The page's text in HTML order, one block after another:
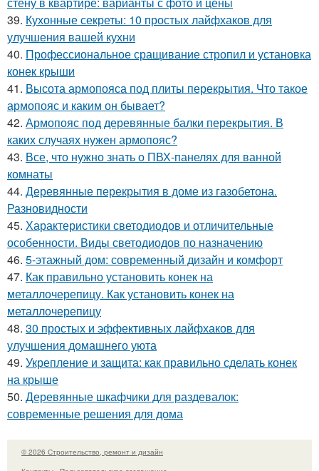
39. Кухонные секреты: 10 простых лайфхаков для
улучшения вашей кухни
40. Профессиональное сращивание стропил и установка
конек крыши
41. Высота армопояса под плиты перекрытия. Что такое
армопояс и каким он бывает?
42. Армопояс под деревянные балки перекрытия. В
каких случаях нужен армопояс?
43. Все, что нужно знать о ПВХ-панелях для ванной
комнаты
44. Деревянные перекрытия в доме из газобетона.
Разновидности
45. Характеристики светодиодов и отличительные
особенности. Виды светодиодов по назначению
46. 5-этажный дом: современный дизайн и комфорт
47. Как правильно установить конек на
металлочерепицу. Как установить конек на
металлочерепицу
48. 30 простых и эффективных лайфхаков для
улучшения домашнего уюта
49. Укрепление и защита: как правильно сделать конек
на крыше
50. Деревянные шкафчики для раздевалок:
современные решения для дома
© 2026 Строительство, ремонт и дизайн